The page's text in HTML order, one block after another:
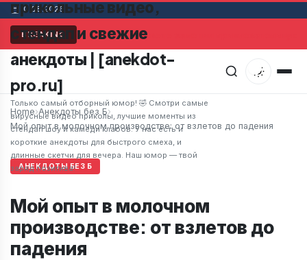
10.08.2026
BREAKINGМужчина в супермаркете заметил привлекательную
прикольные видео,
стендап и свежие
анекдоты | [anekdot-
pro.ru]
Только самый отборный юмор! 🤣 Смотри самые
вирусные видео приколы, лучшие моменты из
стендап шоу и камеди клабов. У нас есть и
короткие анекдоты для быстрого смеха, и
длинные скетчи для вечера. Наш юмор — твой
заряд позитива!
Home›Анекдоты без Б›
Мой опыт в молочном производстве: от взлетов до падения
АНЕКДОТЫ БЕЗ Б
Мой опыт в молочном
производстве: от взлетов до
падения